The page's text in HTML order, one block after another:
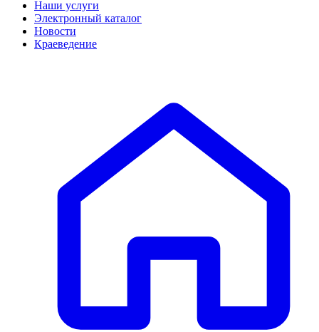
Наши услуги
Электронный каталог
Новости
Краеведение